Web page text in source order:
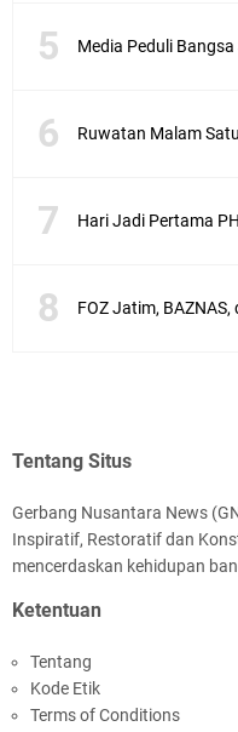
Tentang Situs
Gerbang Nusantara News
Inspiratif, Restoratif dan
mencerdaskan kehidupan
Ketentuan
Tentang
Kode Etik
Terms of Conditions